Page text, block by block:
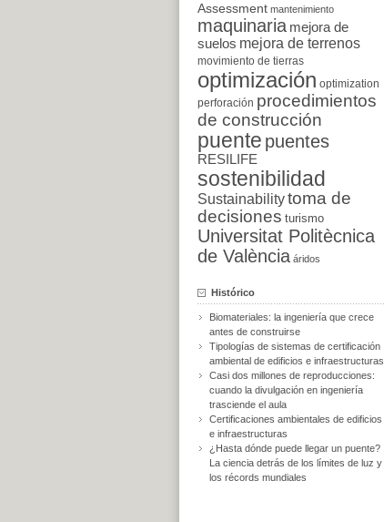
Assessment mantenimiento
maquinaria mejora de
suelos mejora de terrenos
movimiento de tierras
optimización optimization
perforación procedimientos
de construcción
puente puentes
RESILIFE
sostenibilidad
Sustainabilitytoma de
decisiones turismo
Universitat Politècnica
de València áridos
Histórico
Biomateriales: la ingeniería que crece
antes de construirse
Tipologías de sistemas de certificación
ambiental de edificios e infraestructuras
Casi dos millones de reproducciones:
cuando la divulgación en ingeniería
trasciende el aula
Certificaciones ambientales de edificios
e infraestructuras
¿Hasta dónde puede llegar un puente?
La ciencia detrás de los límites de luz y
los récords mundiales